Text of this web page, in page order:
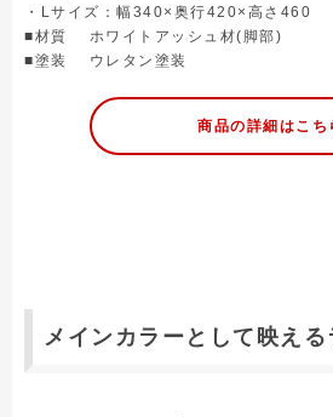
・Lサイズ：幅340×奥行420×高さ460
■材質 ホワイトアッシュ材(脚部)
■塗装 ウレタン塗装
商品の詳細はこち
メインカラーとして映える